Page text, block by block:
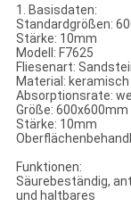
1. Basisdaten:
Standardgrößen:
Stärke: 10mm
Modell: F7625
Fliesenart:
Material: keramisch
Absorptionsrate:
Größe: 600x600mm
Stärke: 10mm
Funktionen:
Säurebeständig,
und haltbares